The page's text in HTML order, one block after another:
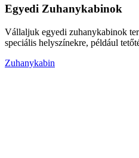
Egyedi Zuhanykabinok
Vállaljuk egyedi zuhanykabinok
speciális helyszínekre, például
Zuhanykabin